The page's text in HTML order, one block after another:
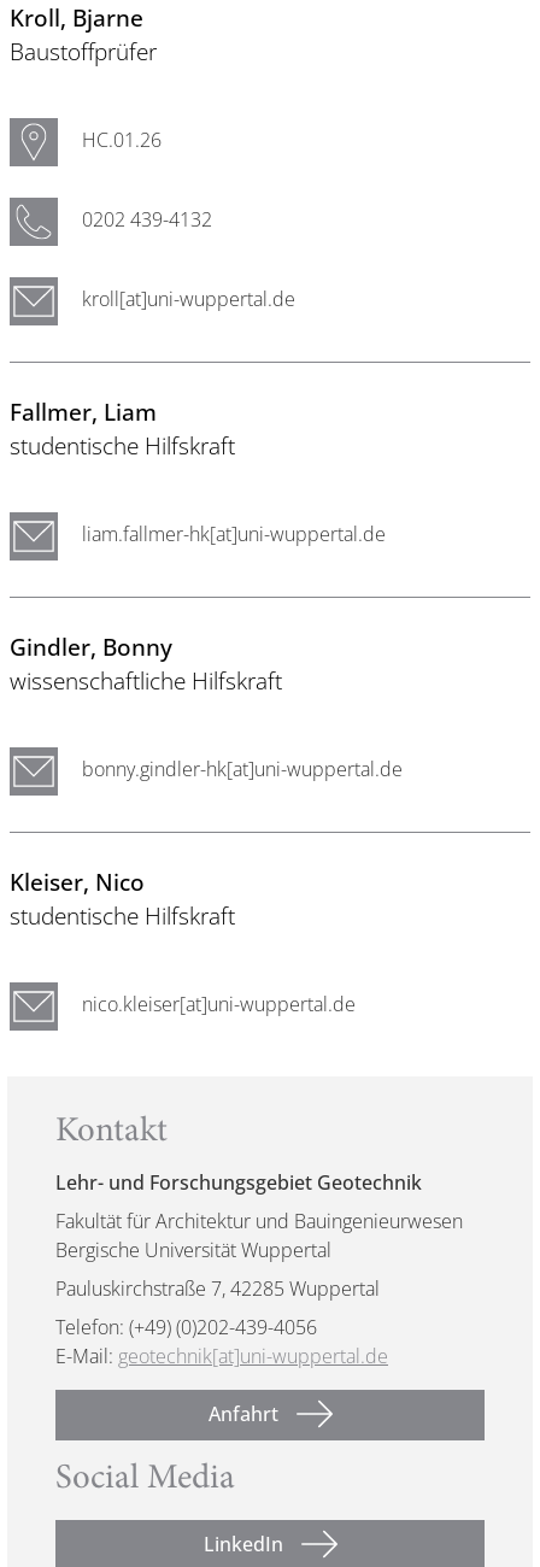
Kroll, Bjarne
Baustoffprüfer
HC.01.26
0202 439-4132
kroll[at]uni-wuppertal.de
Fallmer, Liam
studentische Hilfskraft
liam.fallmer-hk[at]uni-wuppertal.de
Gindler, Bonny
wissenschaftliche Hilfskraft
bonny.gindler-hk[at]uni-wuppertal.de
Kleiser, Nico
studentische Hilfskraft
nico.kleiser[at]uni-wuppertal.de
Kontakt
Lehr- und Forschungsgebiet Geotechnik
Fakultät für Architektur und Bauingenieurwesen
Bergische Universität Wuppertal
Pauluskirchstraße 7, 42285 Wuppertal
Telefon: (+49) (0)202-439-4056
E-Mail: geotechnik[at]uni-wuppertal.de
Anfahrt
Social Media
LinkedIn